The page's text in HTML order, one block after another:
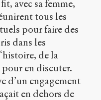
avec sa femme,
tous les
pour faire des
dans les
de la
en discuter.
d’un engagement
en dehors de